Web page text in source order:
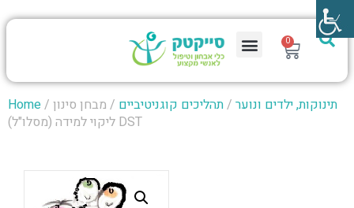
0
Home/ תינוקות, ילדים ונוער /תהליכים קוגניטיביים / מבחן סינון
ליקוי למידה (מסלו"ל) DST